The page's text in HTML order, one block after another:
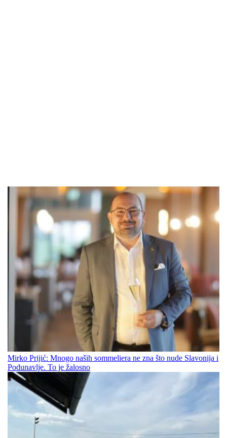
Mirko Prijić: Mnogo naših sommeliera ne zna što nude Slavonija i
Podunavlje. To je žalosno